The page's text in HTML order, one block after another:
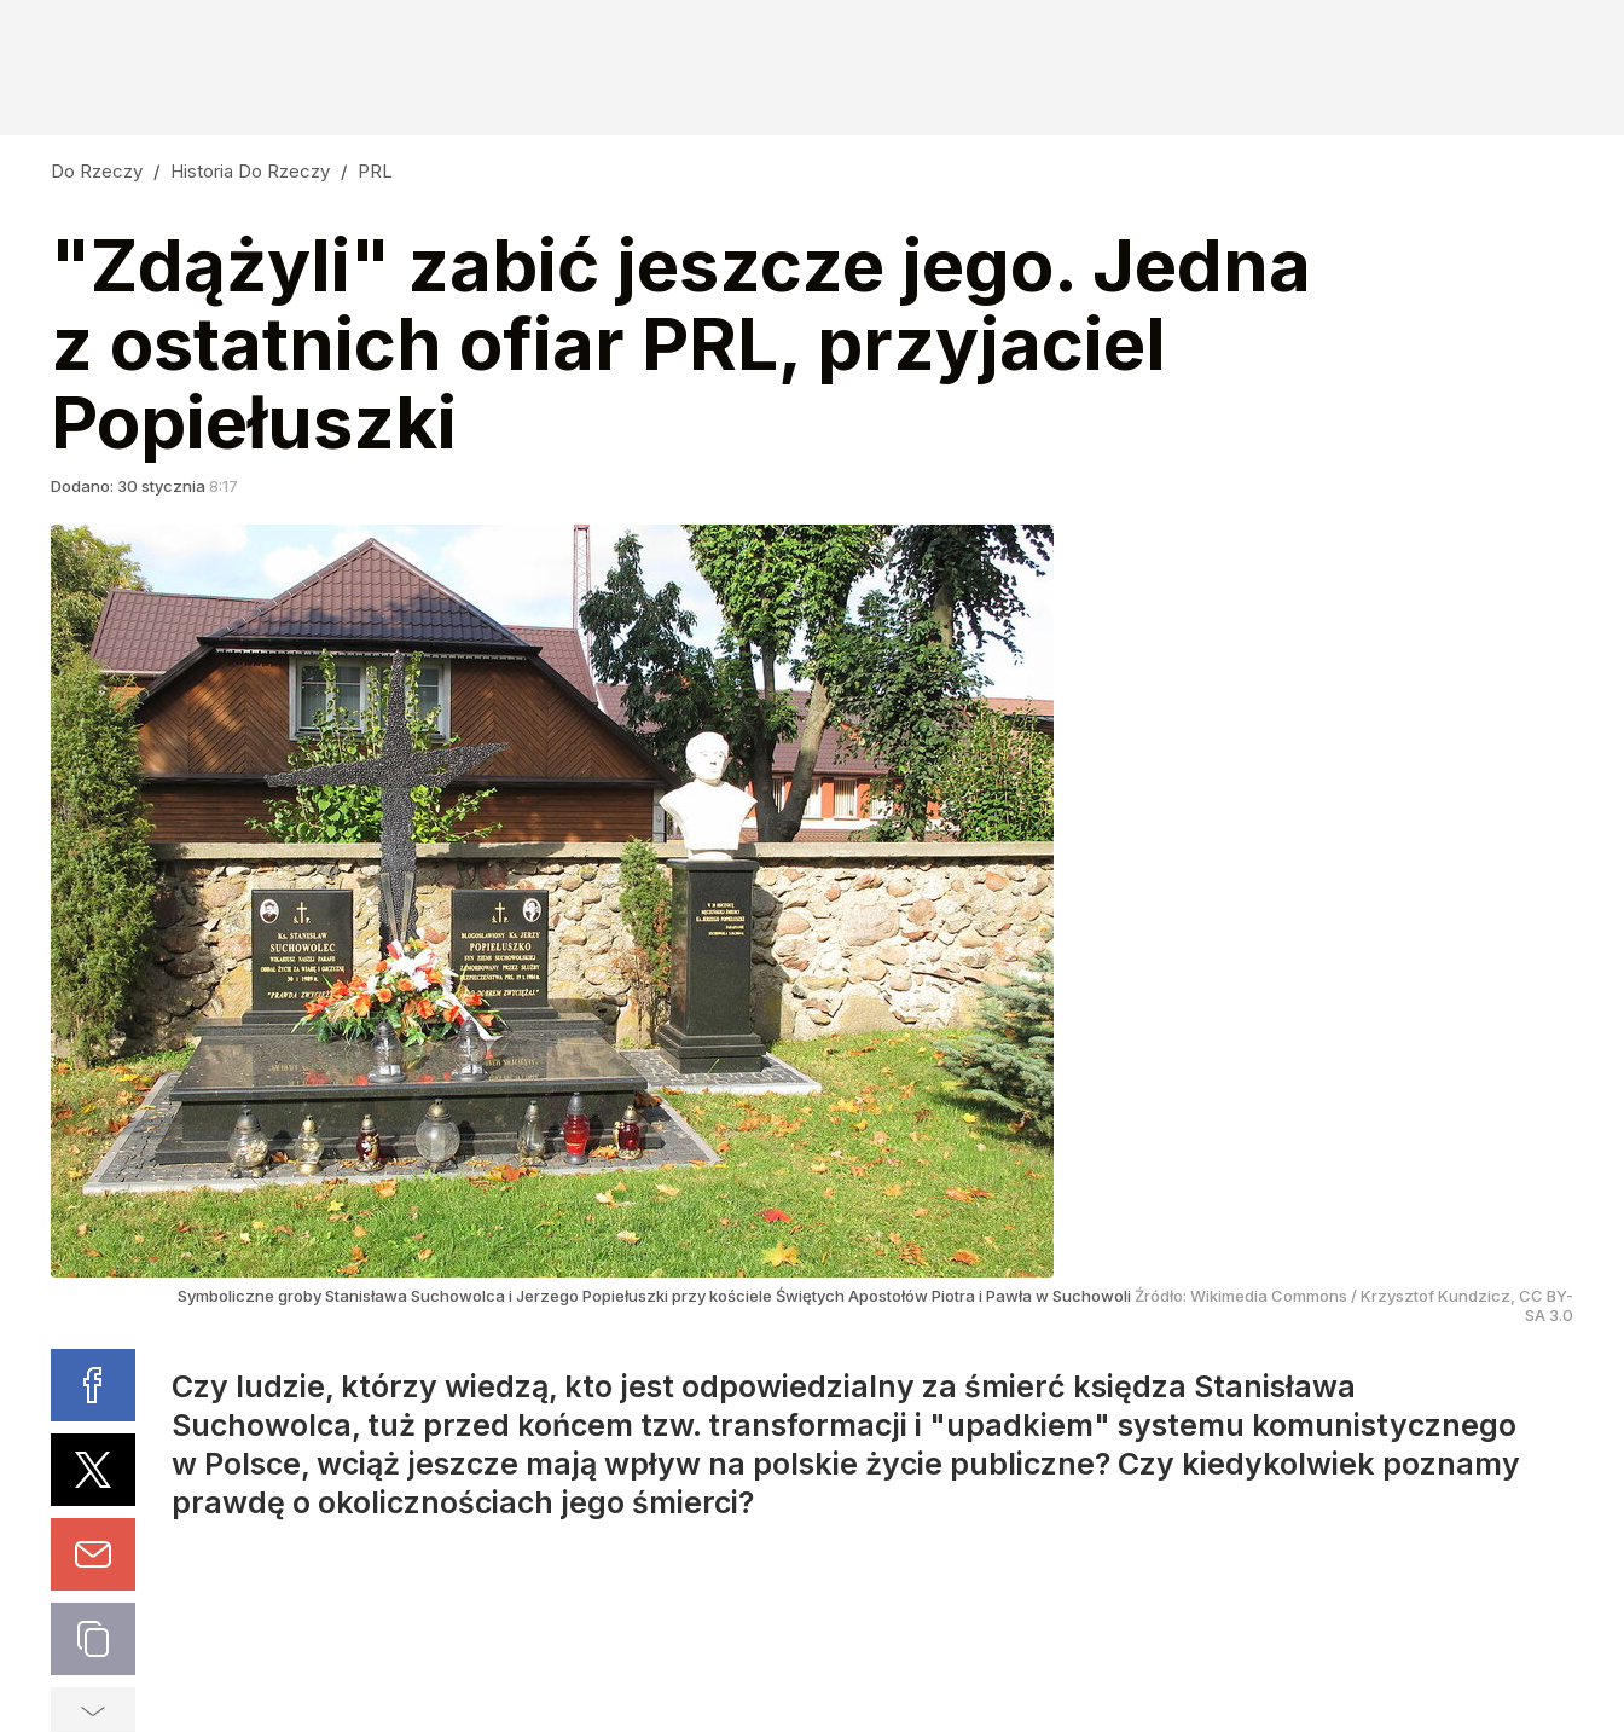
Do Rzeczy / Historia Do Rzeczy / PRL
"Zdążyli" zabić jeszcze jego. Jedna
z ostatnich ofiar PRL, przyjaciel
Popiełuszki
Dodano: 30 stycznia 8:17
Symboliczne groby Stanisława Suchowolca i Jerzego Popiełuszki przy kościele Świętych Apostołów Piotra i Pawła w Suchowoli Źródło: Wikimedia Commons /Krzysztof Kundzicz, CC BY-
SA 3.0
Czy ludzie, którzy wiedzą, kto jest odpowiedzialny za śmierć księdza Stanisława
Suchowolca, tuż przed końcem tzw. transformacji i "upadkiem" systemu komunistycznego
w Polsce, wciąż jeszcze mają wpływ na polskie życie publiczne? Czy kiedykolwiek poznamy
prawdę o okolicznościach jego śmierci?